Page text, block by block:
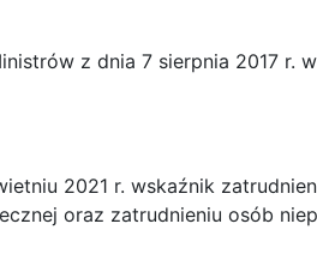
z dnia 7 sierpnia 2017 r.
2021 r. wskaźnik
oraz zatrudnieniu osób